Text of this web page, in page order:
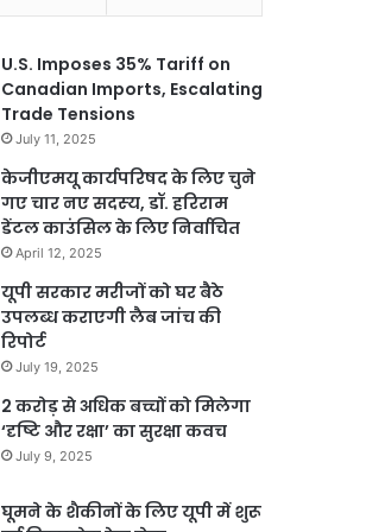
U.S. Imposes 35% Tariff on
Canadian Imports, Escalating
Trade Tensions
July 11, 2025
केजीएमयू कार्यपरिषद के लिए चुने
गए चार नए सदस्‍य, डॉ. हरिराम
डेंटल काउंसिल के लिए निर्वाचित
April 12, 2025
यूपी सरकार मरीजों को घर बैठे
उपलब्ध कराएगी लैब जांच की
रिपोर्ट
July 19, 2025
2 करोड़ से अधिक बच्चों को मिलेगा
‘दृष्टि और रक्षा’ का सुरक्षा कवच
July 9, 2025
घूमने के शैकीनों के लिए यूपी में शुरू